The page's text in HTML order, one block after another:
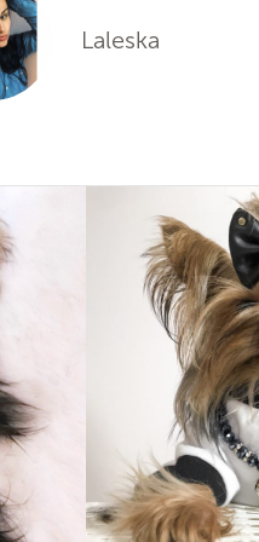
Laleska